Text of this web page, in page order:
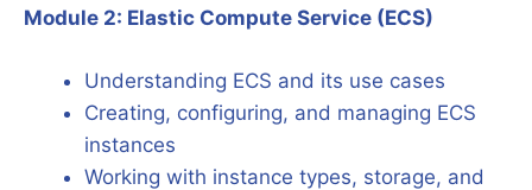
Module 2: Elastic Compute Service (ECS)
Understanding ECS and its use cases
Creating, configuring, and managing ECS
instances
Working with instance types, storage, and